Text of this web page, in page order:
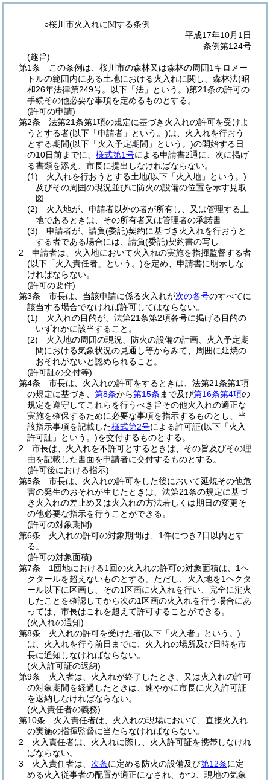
○桜川市火入れに関する条例
平成17年10月1日
条例第124号
(趣旨)
第1条
この条例は、桜川市の森林又は森林の周囲1キロメー
トルの範囲内にある土地における火入れに関し、森林法(昭
和26年法律第249号。以下「法」という。)第21条の許可の
手続その他必要な事項を定めるものとする。
(許可の申請)
第2条
法第21条第1項の規定に基づき火入れの許可を受けよ
うとする者(以下「申請者」という。)は、火入れを行おう
とする期間(以下「火入予定期間」という。)の開始する日
の10日前までに、 様式第1号による申請書2通に、次に掲げ
る書類を添え、市長に提出しなければならない。
(1)
火入れを行おうとする土地(以下「火入地」という。)
及びその周囲の現況並びに防火の設備の位置を示す見取
図
(2)
火入地が、申請者以外の者が所有し、又は管理する土
地であるときは、その所有者又は管理者の承諾書
(3)
申請者が、請負(委託)契約に基づき火入れを行おうと
する者である場合には、請負(委託)契約書の写し
2
申請者は、火入地において火入れの実施を指揮監督する者
(以下「火入責任者」という。)を定め、申請書に明示しな
ければならない。
(許可の要件)
第3条
市長は、当該申請に係る火入れが次の各号のすべてに
該当する場合でなければ許可してはならない。
(1)
火入れの目的が、法第21条第2項各号に掲げる目的の
いずれかに該当すること。
(2)
火入地の周囲の現況、防火の設備の計画、火入予定期
間における気象状況の見通し等からみて、周囲に延焼の
おそれがないと認められること。
(許可証の交付等)
第4条
市長は、火入れの許可をするときは、法第21条第1項
の規定に基づき、 第8条から第15条 まで及び第16条第4項の
規定を遵守してこれらを行うべき旨その他火入れの適正な
実施を確保するために必要な事項を指示するものとし、当
該指示事項を記載した様式第2号による許可証(以下「火入
許可証」という。)を交付するものとする。
2
市長は、火入れを不許可とするときは、その旨及びその理
由を記載した書面を申請者に交付するものとする。
(許可後における指示)
第5条
市長は、火入れの許可をした後において延焼その他危
害の発生のおそれが生じたときは、法第21条の規定に基づ
き火入れの差止め又は火入れの方法若しくは期日の変更そ
の他必要な指示を行うことができる。
(許可の対象期間)
第6条
火入れの許可の対象期間は、1件につき7日以内とす
る。
(許可の対象面積)
第7条
1団地における1回の火入れの許可の対象面積は、1ヘ
クタールを超えないものとする。 ただし、火入地を1ヘクタ
ール以下に区画し、その1区画に火入れを行い、完全に消火
したことを確認してから次の1区画の火入れを行う場合にあ
っては、市長はこれを超えて許可することができる。
(火入れの通知)
第8条
火入れの許可を受けた者(以下「火入者」という。)
は、火入れを行う前日までに、火入れの場所及び日時を市
長に通知しなければならない。
(火入許可証の返納)
第9条
火入者は、火入れが終了したとき、又は火入れの許可
の対象期間を経過したときは、速やかに市長に火入許可証
を返納しなければならない。
(火入責任者の義務)
第10条
火入責任者は、火入れの現場において、直接火入れ
の実施の指揮監督に当たらなければならない。
2
火入責任者は、火入れに際し、火入許可証を携帯しなけれ
ばならない。
3
火入責任者は、 次条に定める防火の設備及び第12条に定
める火入従事者の配置が適正になされ、かつ、現地の気象